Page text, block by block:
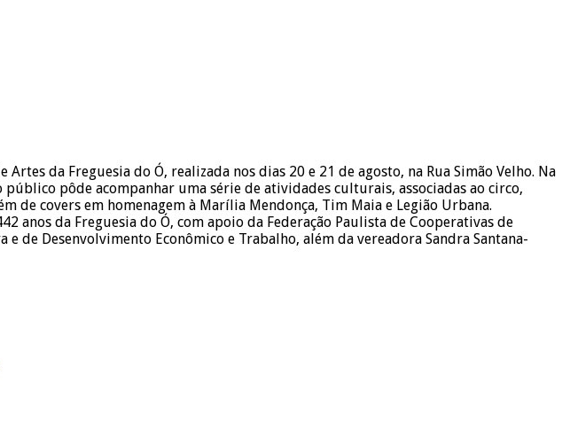
da Freguesia do Ó, realizada nos dias 20 e 21 de agosto, na Rua Simão Velho. Na
pôde acompanhar uma série de atividades culturais, associadas ao circo,
de covers em homenagem à Marília Mendonça, Tim Maia e Legião Urbana.
da Freguesia do Ó, com apoio da Federação Paulista de Cooperativas de
de Desenvolvimento Econômico e Trabalho, além da vereadora Sandra Santana-